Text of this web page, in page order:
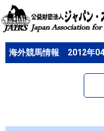
海外競馬情報 2012年